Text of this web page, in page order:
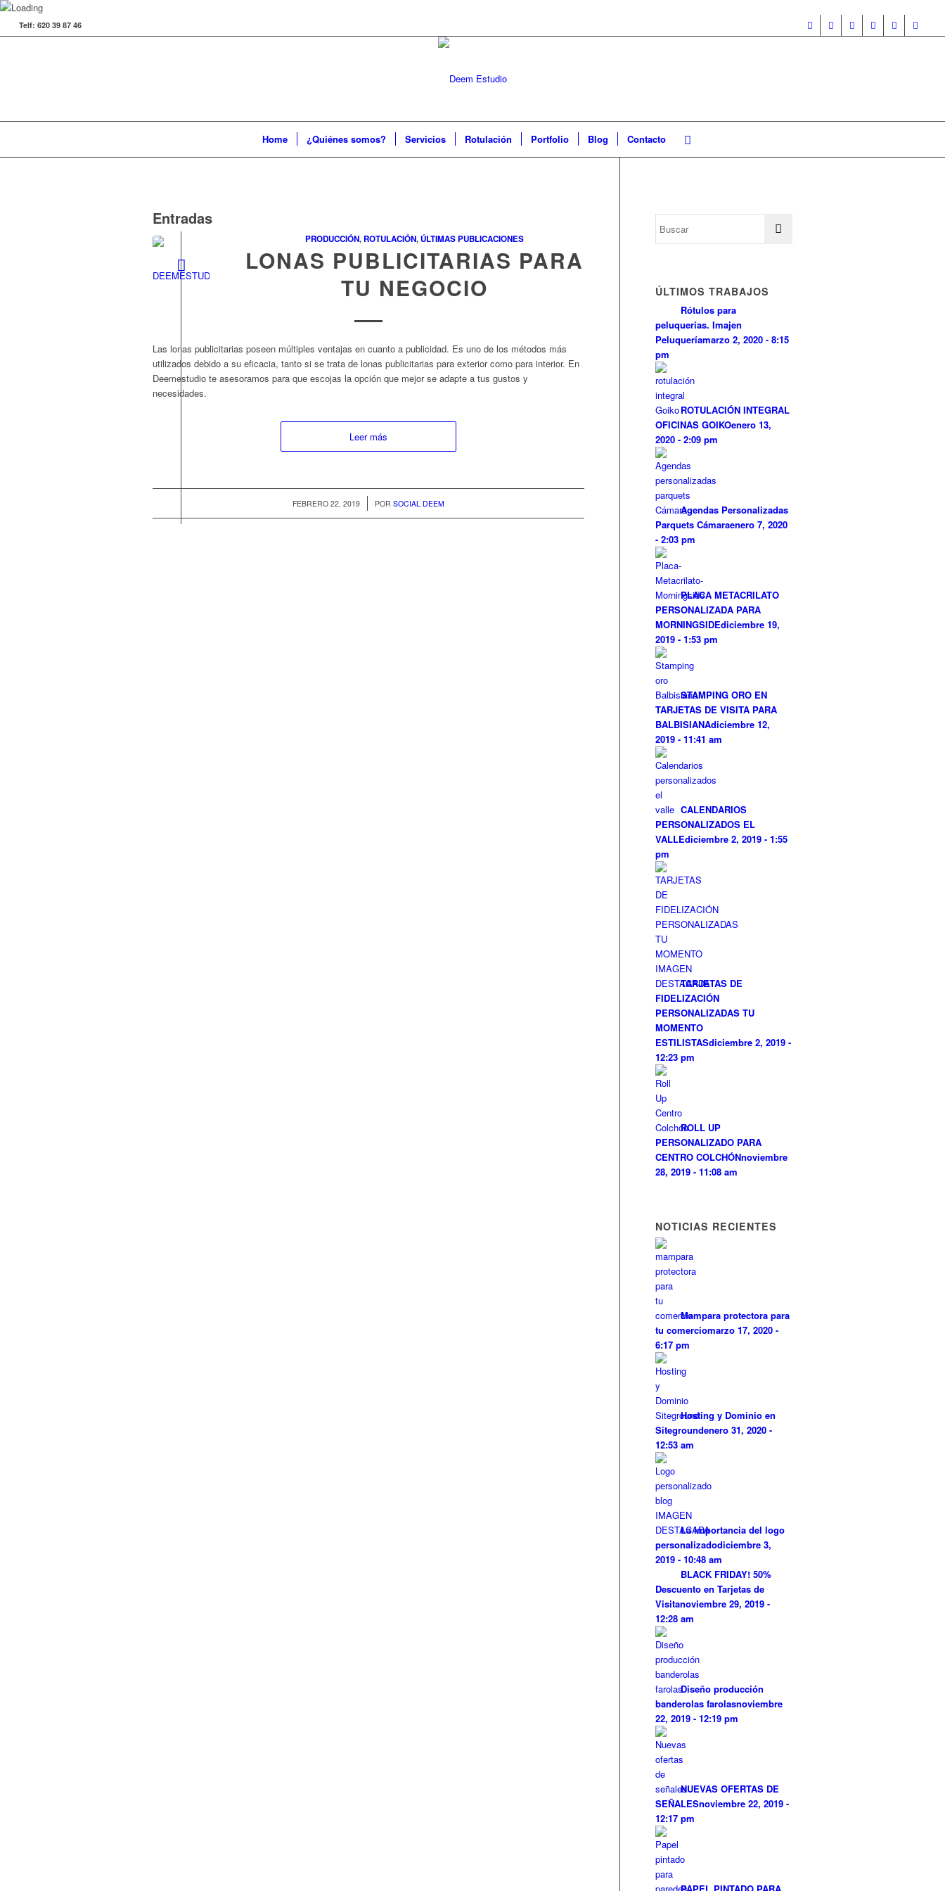
Telf: 620 39 87 46
Home ¿Quiénes somos? Servicios Rotulación Portfolio Blog Contacto
Entradas
PRODUCCIÓN, ROTULACIÓN,ÚLTIMAS PUBLICACIONES
LONAS PUBLICITARIAS PARA
TU NEGOCIO
Las lonas publicitarias poseen múltiples ventajas en cuanto a publicidad. Es uno de los métodos más
utilizados debido a su eficacia, tanto si se trata de lonas publicitarias para exterior como para interior. En
Deemestudio te asesoramos para que escojas la opción que mejor se adapte a tus gustos y
necesidades.
Leer más
FEBRERO 22, 2019
/ PORSOCIAL DEEM
ÚLTIMOS TRABAJOS
Rótulos para
peluquerias. Imajen
Peluqueríamarzo 2, 2020 - 8:15
pm
ROTULACIÓN INTEGRAL
OFICINAS GOIKOenero 13,
2020 - 2:09 pm
Agendas Personalizadas
Parquets Cámaraenero 7, 2020
- 2:03 pm
PLACA METACRILATO
PERSONALIZADA PARA
MORNINGSIDEdiciembre 19,
2019 - 1:53 pm
STAMPING ORO EN
TARJETAS DE VISITA PARA
BALBISIANAdiciembre 12,
2019 - 11:41 am
CALENDARIOS
PERSONALIZADOS EL
VALLEdiciembre 2, 2019 - 1:55
pm
TARJETAS DE
FIDELIZACIÓN
PERSONALIZADAS TU
MOMENTO
ESTILISTASdiciembre 2, 2019 -
12:23 pm
ROLL UP
PERSONALIZADO PARA
CENTRO COLCHÓNnoviembre
28, 2019 - 11:08 am
NOTICIAS RECIENTES
Mampara protectora para
tu comerciomarzo 17, 2020 -
6:17 pm
Hosting y Dominio en
Sitegroundenero 31, 2020 -
12:53 am
La importancia del logo
personalizadodiciembre 3,
2019 - 10:48 am
BLACK FRIDAY! 50%
Descuento en Tarjetas de
Visitanoviembre 29, 2019 -
12:28 am
Diseño producción
banderolas farolasnoviembre
22, 2019 - 12:19 pm
NUEVAS OFERTAS DE
SEÑALESnoviembre 22, 2019 -
12:17 pm